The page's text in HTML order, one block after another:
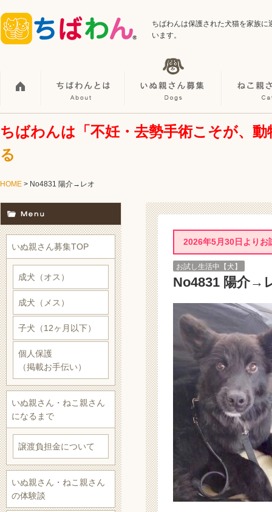
ちばわんは保護された犬猫を家族
います。
ちばわんは「不妊・去勢手術こそが、
る
HOME > No4831 陽介→レオ
2026年5月30日よりお
お試し生活中【犬】
No4831 陽介→
いぬ親さん募集TOP
成犬（オス）
成犬（メス）
子犬（12ヶ月以下）
個人保護
（掲載お手伝い）
いぬ親さん・ねこ親さん
になるまで
譲渡負担金について
いぬ親さん・ねこ親さん
の体験談